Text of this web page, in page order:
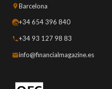
Barcelona
+34 654 396 840
+34 93 127 98 83
info@financialmagazine.es